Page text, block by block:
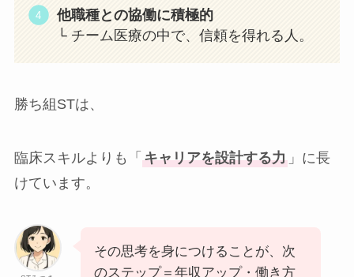
他職種との協働に積極的
└ チーム医療の中で、信頼を得れる人。
勝ち組STは、
臨床スキルよりも「 キャリアを設計する力」に長
けています。
その思考を身につけることが、次
のステップ＝年収アップ・働き方